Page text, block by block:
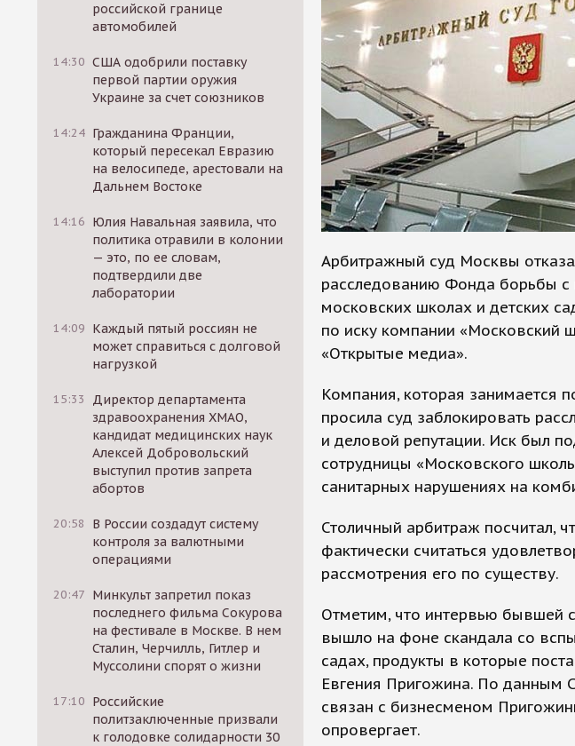
российской границе
автомобилей
14:30 США одобрили поставку
первой партии оружия
Украине за счет союзников
14:24 Гражданина Франции,
который пересекал Евразию
на велосипеде, арестовали на
Дальнем Востоке
14:16 Юлия Навальная заявила, что
политика отравили в колонии
— это, по ее словам,
подтвердили две
лаборатории
14:09 Каждый пятый россиян не
может справиться с долговой
нагрузкой
15:33
Директор департамента
здравоохранения ХМАО,
кандидат медицинских наук
Алексей Добровольский
выступил против запрета
абортов
20:58
В России создадут систему
контроля за валютными
операциями
20:47 Минкульт запретил показ
последнего фильма Сокурова
на фестивале в Москве. В нем
Сталин, Черчилль, Гитлер и
Муссолини спорят о жизни
17:10 Российские
политзаключенные призвали
к голодовке солидарности 30
Арбитражный суд Москвы
расследованию Фонда борьбы с
московских школах и детских
по иску компании «Московский
«Открытые медиа».
Компания, которая занимается
просила суд заблокировать
и деловой репутации. Иск был
сотрудницы «Московского
санитарных нарушениях на
Столичный арбитраж посчитал,
фактически считаться
рассмотрения его по существу.
Отметим, что интервью бывшей
вышло на фоне скандала со
садах, продукты в которые
Евгения Пригожина. По данным
связан с бизнесменом
опровергает.